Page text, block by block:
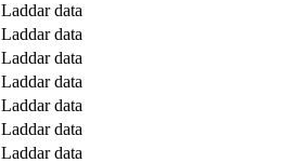
Laddar data
Laddar data
Laddar data
Laddar data
Laddar data
Laddar data
Laddar data